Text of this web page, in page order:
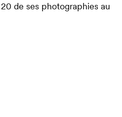
de ses photographies au